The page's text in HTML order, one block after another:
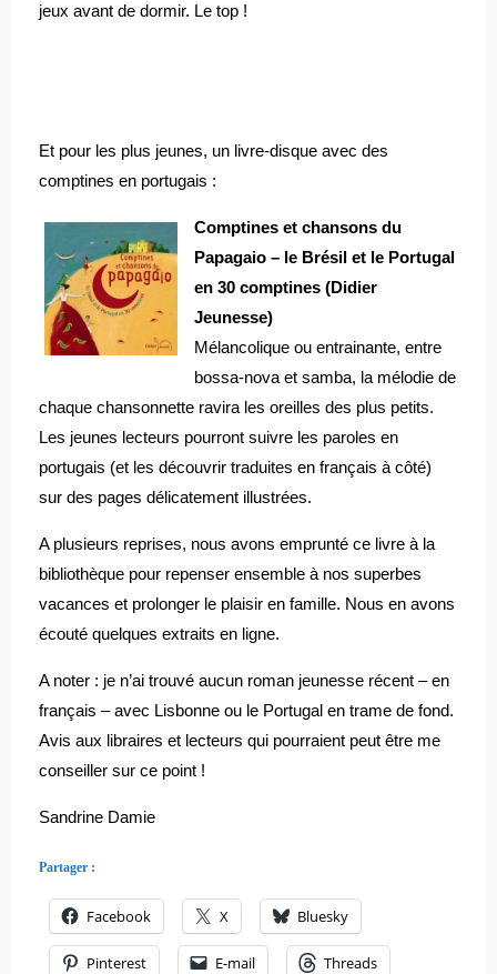
jeux avant de dormir. Le top !
Et pour les plus jeunes, un livre-disque avec des
comptines en portugais :
Comptines et chansons du
Papagaio – le Brésil et le Portugal
en 30 comptines (Didier
Jeunesse)
Mélancolique ou entrainante, entre
bossa-nova et samba, la mélodie de
chaque chansonnette ravira les oreilles des plus petits.
Les jeunes lecteurs pourront suivre les paroles en
portugais (et les découvrir traduites en français à côté)
sur des pages délicatement illustrées.
A plusieurs reprises, nous avons emprunté ce livre à la
bibliothèque pour repenser ensemble à nos superbes
vacances et prolonger le plaisir en famille. Nous en avons
écouté quelques extraits en ligne.
A noter : je n’ai trouvé aucun roman jeunesse récent – en
français – avec Lisbonne ou le Portugal en trame de fond.
Avis aux libraires et lecteurs qui pourraient peut être me
conseiller sur ce point !
Sandrine Damie
Partager :
Facebook X Bluesky
Pinterest E-mail Threads